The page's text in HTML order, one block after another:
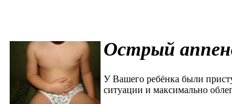
Острый
У Вашего ребёнка были
ситуации и максимально